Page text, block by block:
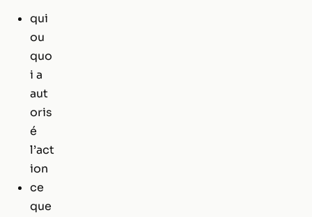
qui
ou
quo
i a
aut
oris
é
l’act
ion
ce
que